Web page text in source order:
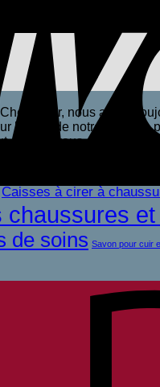
Tapir, nous avons
l’éclat, de notre
dont vous avez besoin
Caisses à cirer à
chaussures
de soins Savon pour cuir